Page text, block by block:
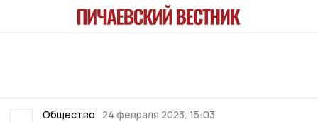
Общество 24 февраля 2023, 15:03